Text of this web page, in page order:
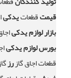
قیمتقطعاتیدکی
بازار لوازم یدکی
بورس لوازم یدکی
قطعات اجاق گازرز